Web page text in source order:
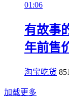
01:06
有故事
年前售
淘宝吃货 851
加载更多